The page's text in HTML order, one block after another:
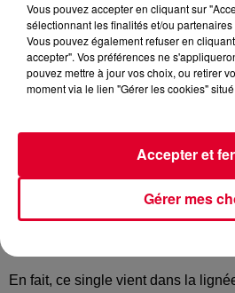
Un nouvel album en ligne de mire
marque son début d’année 2020.
» se veut dans la
particularité de ce titre, la sublime
En fait, ce single vient dans la
Vous pouvez accepter en cliquant sur
sélectionnant les finalités et/ou
Vous pouvez également refuser en
accepter". Vos préférences ne
pouvez mettre à jour vos choix, ou retirer
moment via le lien "Gérer les cookies"
Gérer mes
Accepter et